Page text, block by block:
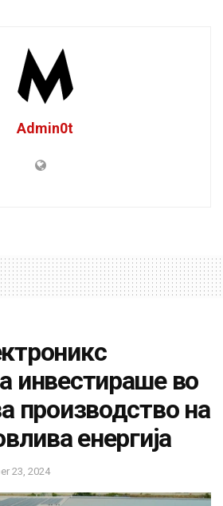
Admin0t
инвестираше во
производство на
енергија
23, 2024